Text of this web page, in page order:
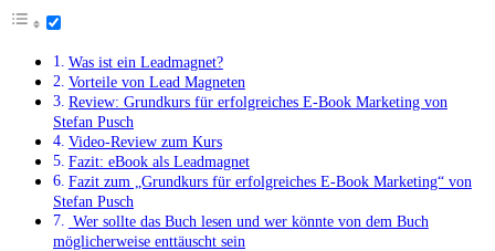
Was ist ein Leadmagnet?
Vorteile von Lead Magneten
Review: Grundkurs für erfolgreiches E-Book Marketing von
Stefan Pusch
Video-Review zum Kurs
Fazit: eBook als Leadmagnet
Fazit zum „Grundkurs für erfolgreiches E-Book Marketing“ von
Stefan Pusch
⁢ Wer sollte das Buch lesen und wer könnte von ‍dem⁤ Buch
möglicherweise enttäuscht sein